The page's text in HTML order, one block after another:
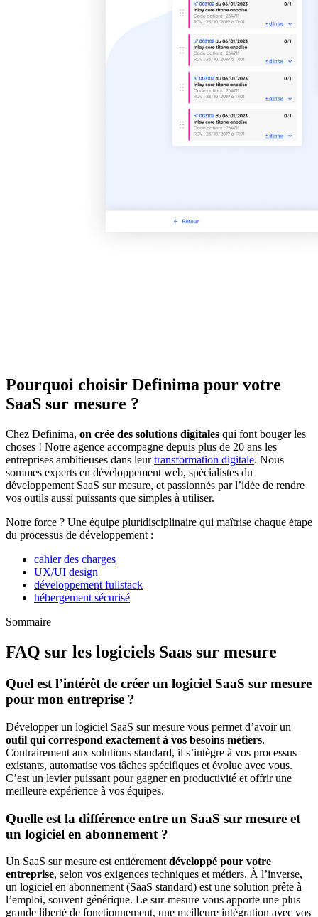
Pourquoi choisir Definima pour votre
SaaS sur mesure ?
Chez Definima, on crée des solutions digitales qui font bouger les
choses ! Notre agence accompagne depuis plus de 20 ans les
entreprises ambitieuses dans leurtransformation digitale. Nous
sommes experts en développement web, spécialistes du
développement SaaS sur mesure, et passionnés par l’idée de rendre
vos outils aussi puissants que simples à utiliser.
Notre force ? Une équipe pluridisciplinaire qui maîtrise chaque étape
du processus de développement :
cahier des charges
UX/UI design
développement fullstack
hébergement sécurisé
Sommaire
FAQ sur les logiciels Saas sur mesure
Quel est l’intérêt de créer un logiciel SaaS sur mesure
pour mon entreprise ?
Développer un logiciel SaaS sur mesure vous permet d’avoir un
outil qui correspond exactement à vos besoins métiers.
Contrairement aux solutions standard, il s’intègre à vos processus
existants, automatise vos tâches spécifiques et évolue avec vous.
C’est un levier puissant pour gagner en productivité et offrir une
meilleure expérience à vos équipes.
Quelle est la différence entre un SaaS sur mesure et
un logiciel en abonnement ?
Un SaaS sur mesure est entièrement développé pour votre
entreprise, selon vos exigences techniques et métiers. À l’inverse,
un logiciel en abonnement (SaaS standard) est une solution prête à
l’emploi, souvent générique. Le sur-mesure vous apporte une plus
grande liberté de fonctionnement, une meilleure intégration avec vos